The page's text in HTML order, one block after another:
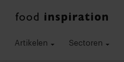
Artikelen Sectoren